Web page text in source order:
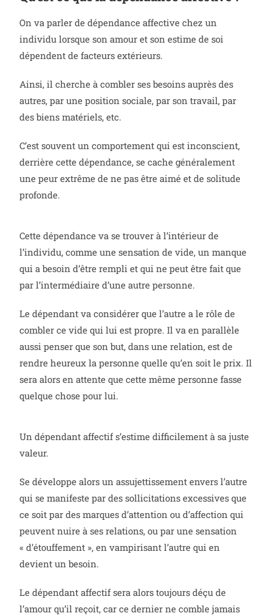
On va parler de dépendance affective chez un
individu lorsque son amour et son estime de soi
dépendent de facteurs extérieurs.
Ainsi, il cherche à combler ses besoins auprès des
autres, par une position sociale, par son travail, par
des biens matériels, etc.
C’est souvent un comportement qui est inconscient,
derrière cette dépendance, se cache généralement
une peur extrême de ne pas être aimé et de solitude
profonde.
Cette dépendance va se trouver à l’intérieur de
l’individu, comme une sensation de vide, un manque
qui a besoin d’être rempli et qui ne peut être fait que
par l’intermédiaire d’une autre personne.
Le dépendant va considérer que l’autre a le rôle de
combler ce vide qui lui est propre. Il va en parallèle
aussi penser que son but, dans une relation, est de
rendre heureux la personne quelle qu’en soit le prix. Il
sera alors en attente que cette même personne fasse
quelque chose pour lui.
Un dépendant affectif s’estime difficilement à sa juste
valeur.
Se développe alors un assujettissement envers l’autre
qui se manifeste par des sollicitations excessives que
ce soit par des marques d’attention ou d’affection qui
peuvent nuire à ses relations, ou par une sensation
« d’étouffement », en vampirisant l’autre qui en
devient un besoin.
Le dépendant affectif sera alors toujours déçu de
l’amour qu’il reçoit, car ce dernier ne comble jamais